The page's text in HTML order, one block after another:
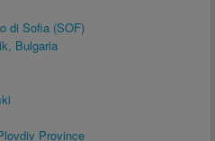
di Sofia (SOF)
Bulgaria
Province